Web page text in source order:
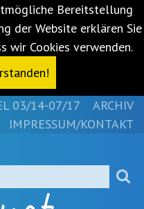
Bereitstellung
der Website erklären Sie
wir Cookies verwenden.
03/14-07/17
ARCHIV
IMPRESSUM/KONTAKT